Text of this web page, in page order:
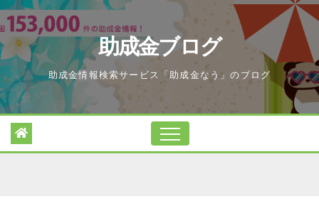
Skip
to
content
助成金ブログ
助成金情報検索サービス「助成金なう」のブログ